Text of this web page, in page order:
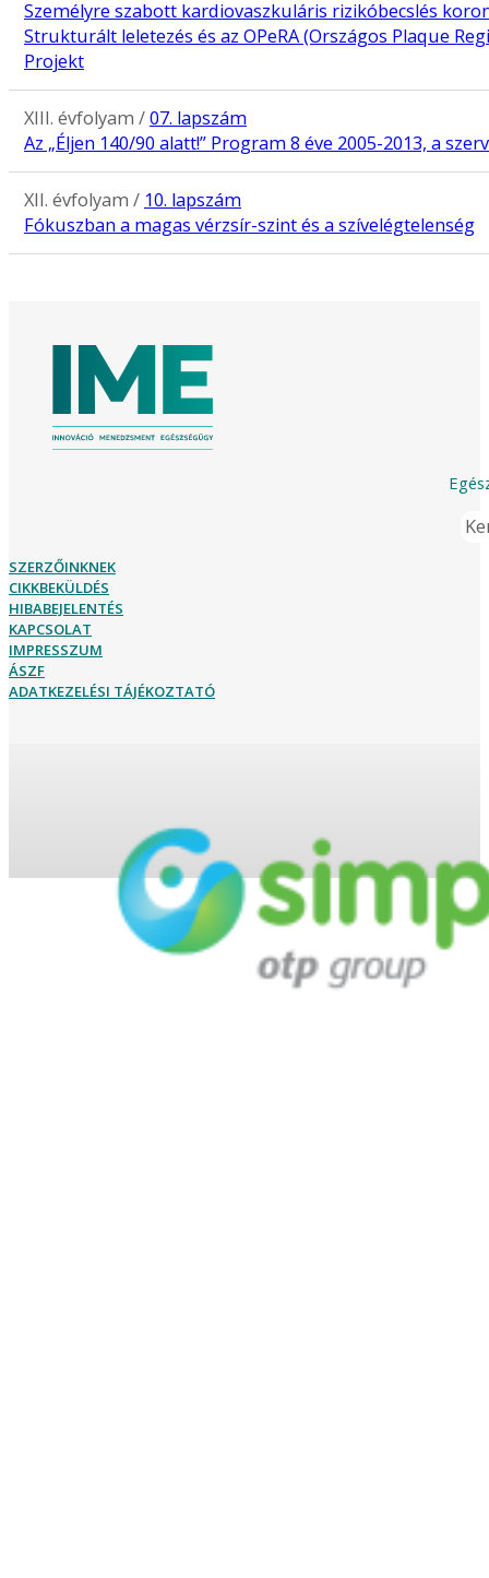
Személyre szabott kardiovaszkuláris rizikóbecslés
Strukturált leletezés és az OPeRA (Országos Plaque
Projekt
XIII. évfolyam /07. lapszám
Az „Éljen 140/90 alatt!” Program 8 éve 2005-2013, a
XII. évfolyam / 10. lapszám
Fókuszban a magas vérzsír-szint és a szívelégtelenség
SZERZŐINKNEK
CIKKBEKÜLDÉS
HIBABEJELENTÉS
KAPCSOLAT
IMPRESSZUM
ÁSZF
ADATKEZELÉSI TÁJÉKOZTATÓ